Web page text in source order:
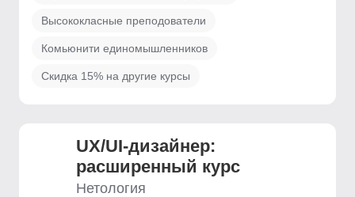
Высококласные преподователи
Комьюнити единомышленников
Скидка 15% на другие курсы
UX/UI-дизайнер:
расширенный курс
Нетология